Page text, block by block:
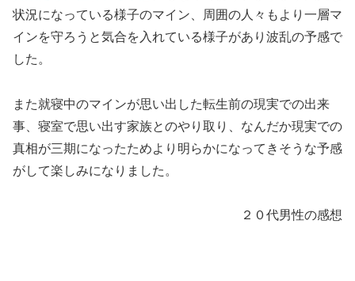
状況になっている様子のマイン、周囲の人々もより一層マ
インを守ろうと気合を入れている様子があり波乱の予感で
した。
また就寝中のマインが思い出した転生前の現実での出来
事、寝室で思い出す家族とのやり取り、なんだか現実での
真相が三期になったためより明らかになってきそうな予感
がして楽しみになりました。
２０代男性の感想